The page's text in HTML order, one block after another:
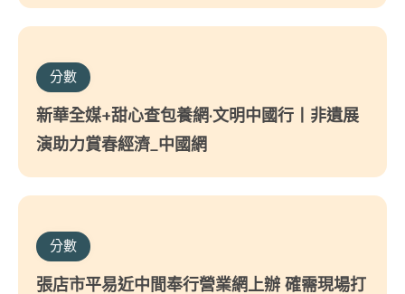
分數
新華全媒+甜心查包養網·文明中國行丨非遺展
演助力賞春經濟_中國網
分數
張店市平易近中間奉行營業網上辦 確需現場打